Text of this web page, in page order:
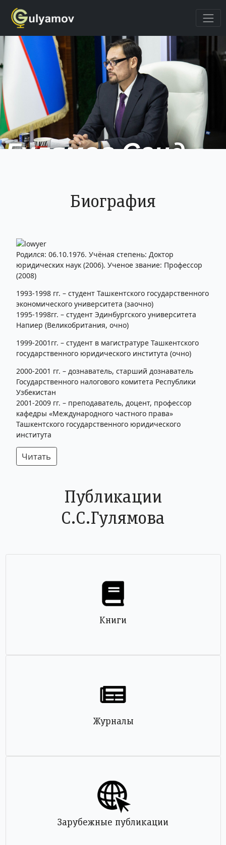
Гулямов Саид
Профессор
Биография
Родился: 06.10.1976. Учёная степень: Доктор
юридических наук (2006). Ученое звание: Профессор
(2008)
1993-1998 гг. – студент Ташкентского государственного
экономического университета (заочно)
1995-1998гг. – студент Эдинбургского университета
Напиер (Великобритания, очно)
1999-2001гг. – студент в магистратуре Ташкентского
государственного юридического института (очно)
2000-2001 гг. – дознаватель, старший дознаватель
Государственного налогового комитета Республики
Узбекистан
2001-2009 гг. – преподаватель, доцент, профессор
кафедры «Международного частного права»
Ташкентского государственного юридического
института
Читать
Публикации
С.С.Гулямова
Книги
Журналы
Зарубежные публикации